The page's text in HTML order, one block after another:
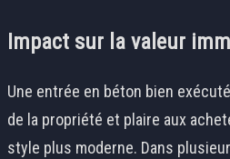
Impact sur la valeur
Une entrée en béton bien
de la propriété et plaire aux
style plus moderne. Dans